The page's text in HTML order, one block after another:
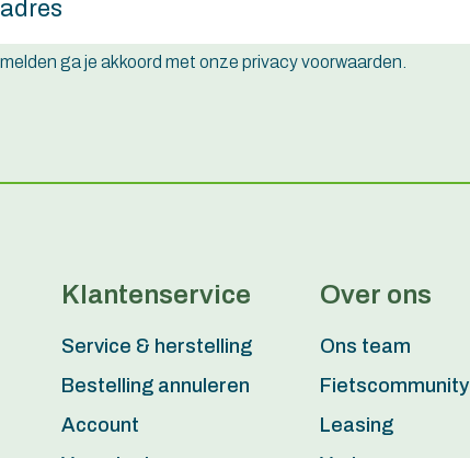
ga je akkoord met onze privacy voorwaarden.
Klantenservice
Service & herstelling
Bestelling annuleren
Account
Over ons
Ons team
Fietscommunity
Leasing